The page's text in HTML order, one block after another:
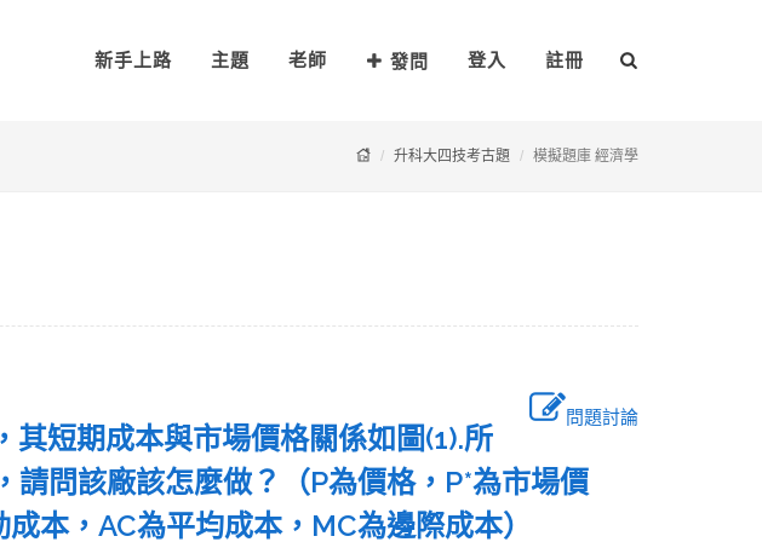
新手上路 主題 老師 發問 登入 註冊
升科大四技考古題 模擬題庫 經濟學
問題討論
其短期成本與市場價格關係如圖(1).所
請問該廠該怎麼做？（P為價格，P*為市場價
本，AC為平均成本，MC為邊際成本）